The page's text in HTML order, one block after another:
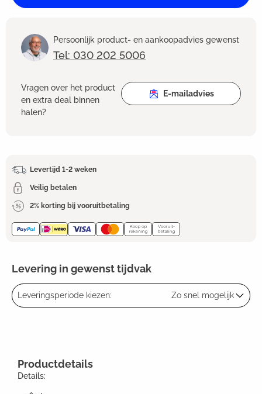
Persoonlijk product- en aankoopadvies gewenst
Tel: 030 202 5006
Vragen over het product
en extra deal binnen
halen?
E-mailadvies
Levertijd 1-2 weken
Veilig betalen
2% korting bij vooruitbetaling
Levering in gewenst tijdvak
Leveringsperiode kiezen: Zo snel mogelijk
Productdetails
Details: